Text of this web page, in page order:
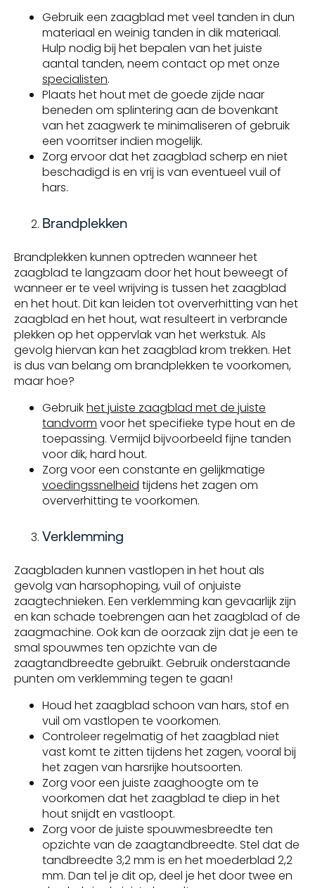
Gebruik een zaagblad met veel tanden in dun
materiaal en weinig tanden in dik materiaal.
Hulp nodig bij het bepalen van het juiste
aantal tanden, neem contact op met onze
specialisten.
Plaats het hout met de goede zijde naar
beneden om splintering aan de bovenkant
van het zaagwerk te minimaliseren of gebruik
een voorritser indien mogelijk.
Zorg ervoor dat het zaagblad scherp en niet
beschadigd is en vrij is van eventueel vuil of
hars.
Brandplekken
Brandplekken kunnen optreden wanneer het
zaagblad te langzaam door het hout beweegt of
wanneer er te veel wrijving is tussen het zaagblad
en het hout. Dit kan leiden tot oververhitting van het
zaagblad en het hout, wat resulteert in verbrande
plekken op het oppervlak van het werkstuk. Als
gevolg hiervan kan het zaagblad krom trekken. Het
is dus van belang om brandplekken te voorkomen,
maar hoe?
Gebruikhet juiste zaagblad met de juiste
tandvorm voor het specifieke type hout en de
toepassing. Vermijd bijvoorbeeld fijne tanden
voor dik, hard hout.
Zorg voor een constante en gelijkmatige
voedingssnelheid tijdens het zagen om
oververhitting te voorkomen.
Verklemming
Zaagbladen kunnen vastlopen in het hout als
gevolg van harsophoping, vuil of onjuiste
zaagtechnieken. Een verklemming kan gevaarlijk zijn
en kan schade toebrengen aan het zaagblad of de
zaagmachine. Ook kan de oorzaak zijn dat je een te
smal spouwmes ten opzichte van de
zaagtandbreedte gebruikt. Gebruik onderstaande
punten om verklemming tegen te gaan!
Houd het zaagblad schoon van hars, stof en
vuil om vastlopen te voorkomen.
Controleer regelmatig of het zaagblad niet
vast komt te zitten tijdens het zagen, vooral bij
het zagen van harsrijke houtsoorten.
Zorg voor een juiste zaaghoogte om te
voorkomen dat het zaagblad te diep in het
hout snijdt en vastloopt.
Zorg voor de juiste spouwmesbreedte ten
opzichte van de zaagtandbreedte. Stel dat de
tandbreedte 3,2 mm is en het moederblad 2,2
mm. Dan tel je dit op, deel je het door twee en